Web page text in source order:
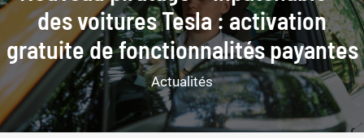
des voitures Tesla : activation
gratuite de fonctionnalités payantes
Actualités